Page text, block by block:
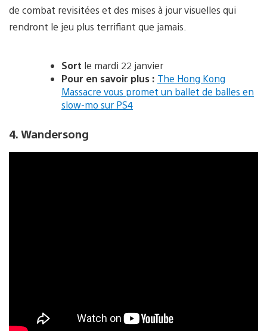
de combat revisitées et des mises à jour visuelles qui
rendront le jeu plus terrifiant que jamais.
Sort le mardi 22 janvier
Pour en savoir plus : The Hong Kong
Massacre vous promet un ballet de balles en
slow-mo sur PS4
4. Wandersong